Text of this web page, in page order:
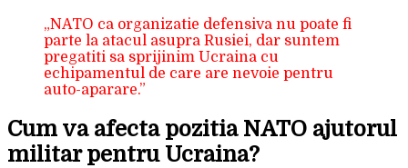
„NATO ca organizatie defensiva nu poate fi
parte la atacul asupra Rusiei, dar suntem
pregatiti sa sprijinim Ucraina cu
echipamentul de care are nevoie pentru
auto-aparare.”
Cum va afecta pozitia NATO ajutorul
militar pentru Ucraina?